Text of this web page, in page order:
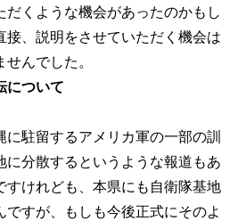
だくような機会があったのかもし
接、説明をさせていただく機会は
んでした。
について
駐留するアメリカ軍の一部の訓
に分散するというような報道もあ
すけれども、本県にも自衛隊基地
ですが、もしも今後正式にそのよ